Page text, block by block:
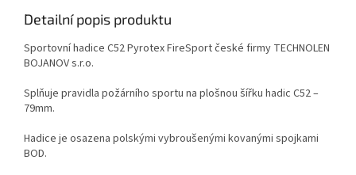
Detailní popis produktu
Sportovní hadice C52 Pyrotex FireSport české firmy TECHNOLEN
BOJANOV s.r.o.
Splňuje pravidla požárního sportu na plošnou šířku hadic C52 –
79mm.
Hadice je osazena polskými vybroušenými kovanými spojkami
BOD.